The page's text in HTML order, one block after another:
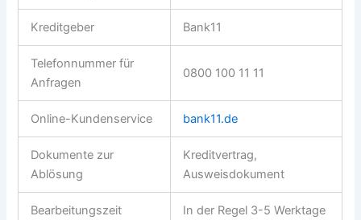
Kreditgeber Bank11
Telefonnummer für
Anfragen
0800 100 11 11
Online-Kundenservice bank11.de
Dokumente zur
Ablösung
Kreditvertrag,
Ausweisdokument
Bearbeitungszeit In der Regel 3-5 Werktage